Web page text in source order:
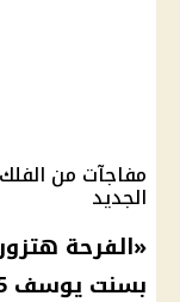
مفاجآت من
الجديد
«الفرحة